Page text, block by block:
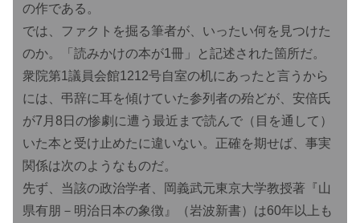
の作である。
では、ファクトを掘る筆者が、いったい何を見つけた
のか。「読みかけの本が1冊」と記述された箇所だ。
衆院第1議員会館1212号自室の机にあったと言うから
には、弔辞に耳を傾けていた参列者の殆どが、安倍氏
が7月8日の惨劇に遭う最近まで読んで（目を通して）
いた本と受け止めたに違いない。正確を期せば、事実
関係は次のようなものだ。
先ず、当該の政治学者、岡義武元東京大学教授著『山
県有朋－明治日本の象徴』（岩波新書）は60年以上も